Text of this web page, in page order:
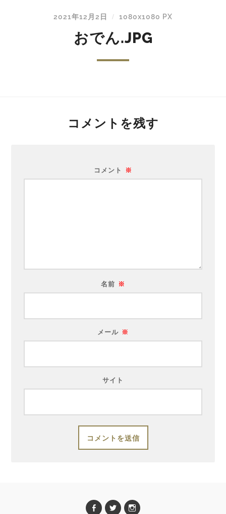
2021年12月2日 / 1080x1080 PX
おでん.JPG
コメントを残す
コメント ※
名前 ※
メール ※
サイト